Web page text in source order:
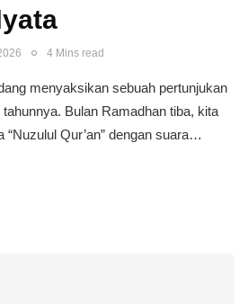
4 Mins read
menyaksikan sebuah pertunjukan
Bulan Ramadhan tiba, kita
“Nuzulul Qur’an” dengan suara…